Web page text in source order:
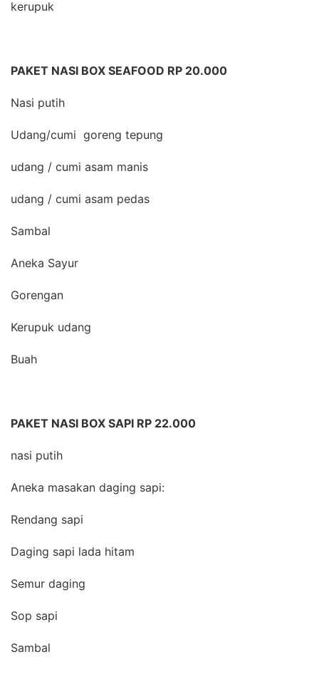
kerupuk
PAKET NASI BOX SEAFOOD RP 20.000
Nasi putih
Udang/cumi goreng tepung
udang / cumi asam manis
udang / cumi asam pedas
Sambal
Aneka Sayur
Gorengan
Kerupuk udang
Buah
PAKET NASI BOX SAPI RP 22.000
nasi putih
Aneka masakan daging sapi:
Rendang sapi
Daging sapi lada hitam
Semur daging
Sop sapi
Sambal